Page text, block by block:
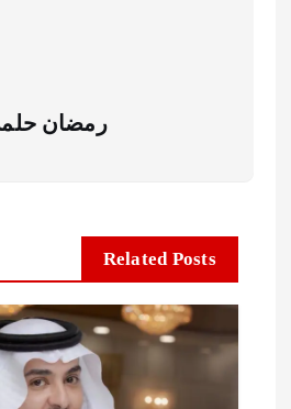
رمضان حلمي
Related Posts